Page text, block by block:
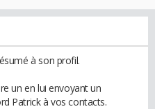
à son profil.
un en lui envoyant un
Patrick à vos contacts.